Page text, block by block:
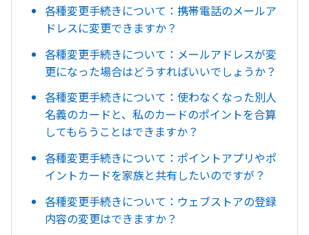
各種変更手続きについて：携帯電話のメールア
ドレスに変更できますか？
各種変更手続きについて：メールアドレスが変
更になった場合はどうすればいいでしょうか？
各種変更手続きについて：使わなくなった別人
名義のカードと、私のカードのポイントを合算
してもらうことはできますか？
各種変更手続きについて：ポイントアプリやポ
イントカードを家族と共有したいのですが？
各種変更手続きについて：ウェブストアの登録
内容の変更はできますか？